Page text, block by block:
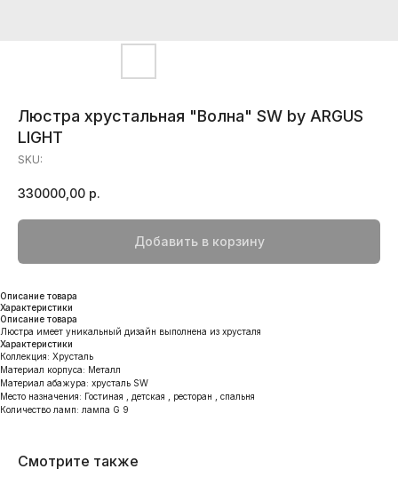
Люстра хрустальная "Волна" SW by ARGUS
LIGHT
SKU:
330000,00 р.
Добавить в корзину
Описание товара
Характеристики
Описание товара
Люстра имеет уникальный дизайн выполнена из хрусталя
Характеристики
Коллекция: Хрусталь
Материал корпуса: Металл
Материал абажура: хрусталь SW
Место назначения: Гостиная , детская , ресторан , спальня
Количество ламп: лампа G 9
Смотрите также